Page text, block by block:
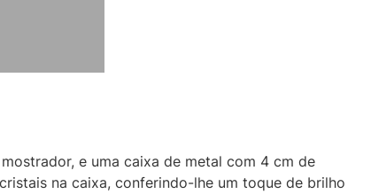
e uma caixa de metal com 4 cm de
na caixa, conferindo-lhe um toque de brilho